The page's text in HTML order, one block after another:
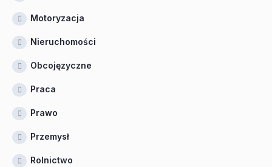
Motoryzacja
Nieruchomości
Obcojęzyczne
Praca
Prawo
Przemysł
Rolnictwo